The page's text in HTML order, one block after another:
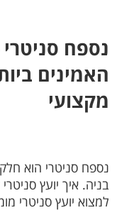
נספח
האמינים
מקצועי
נספח סניטרי הוא
בניה. איך יועץ
למצוא יועץ סניטרי